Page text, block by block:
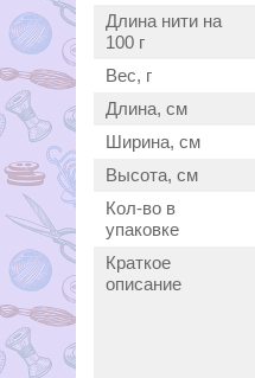
Длина нити на
100 г
Вес, г
Длина, см
Ширина, см
Высота, см
Кол-во в
упаковке
Краткое
описание